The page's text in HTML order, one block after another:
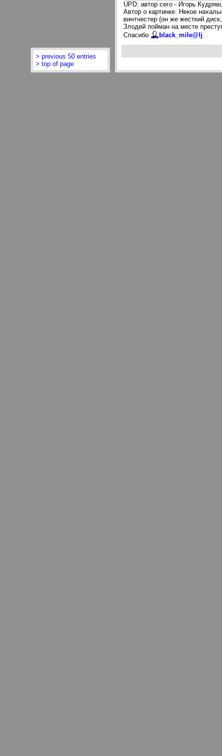
UPD: автор сего - Игорь
Автор о картинке: Некое
винтчестер (он же жесткий
Злодей пойман на месте
Спасибо
black_mile@lj
> previous 50 entries
> top of page